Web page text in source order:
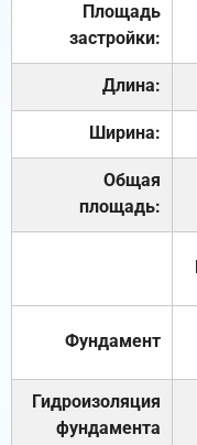
Площадь
застройки:
Длина:
Ширина:
Общая
площадь:
Фундамент
Гидроизоляция
фундамента